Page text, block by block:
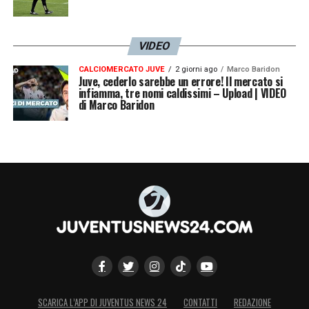
VIDEO
CALCIOMERCATO JUVE 2 giorni ago Marco Baridon
Juve, cederlo sarebbe un errore! Il mercato si
infiamma, tre nomi caldissimi – Upload | VIDEO
di Marco Baridon
SCARICA L’APP DI JUVENTUS NEWS 24 CONTATTI REDAZIONE